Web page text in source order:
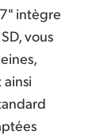
intègre
vous